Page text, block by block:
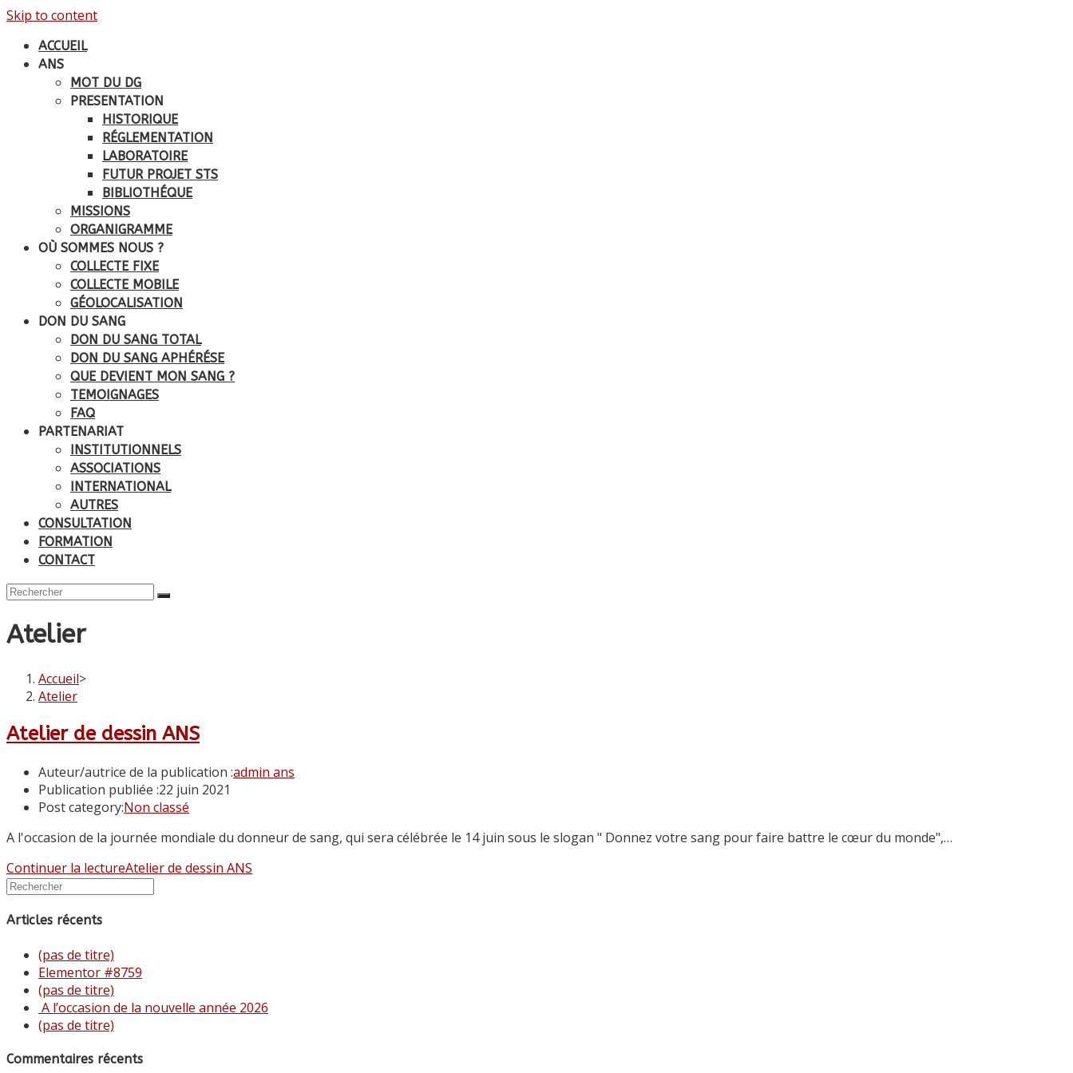
Skip to content
ACCUEIL
ANS
MOT DU DG
PRESENTATION
HISTORIQUE
RÉGLEMENTATION
LABORATOIRE
FUTUR PROJET STS
BIBLIOTHÉQUE
MISSIONS
ORGANIGRAMME
OÙ SOMMES NOUS ?
COLLECTE FIXE
COLLECTE MOBILE
GÉOLOCALISATION
DON DU SANG
DON DU SANG TOTAL
DON DU SANG APHÉRÉSE
QUE DEVIENT MON SANG ?
TEMOIGNAGES
FAQ
PARTENARIAT
INSTITUTIONNELS
ASSOCIATIONS
INTERNATIONAL
AUTRES
CONSULTATION
FORMATION
CONTACT
Atelier
Accueil>
Atelier
Atelier de dessin ANS
Auteur/autrice de la publication :admin ans
Publication publiée :22 juin 2021
Post category:Non classé
A l'occasion de la journée mondiale du donneur de sang, qui sera célébrée le 14 juin sous le slogan " Donnez votre sang pour faire battre le cœur du monde",…
Continuer la lectureAtelier de dessin ANS
Articles récents
(pas de titre)
Elementor #8759
(pas de titre)
A l’occasion de la nouvelle année 2026
(pas de titre)
Commentaires récents